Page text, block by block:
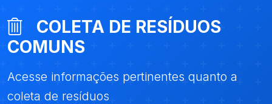
COLETA DE RESÍDUOS
COMUNS
Acesse informações pertinentes quanto a
coleta de resíduos